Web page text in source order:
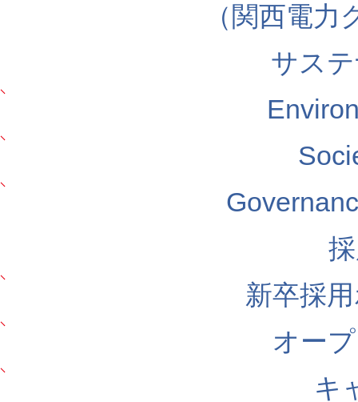
（関西電
サス
新卒採
オー
キ